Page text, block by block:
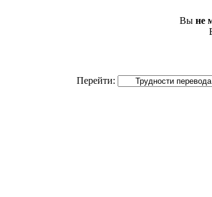
Вы не
Перейти: